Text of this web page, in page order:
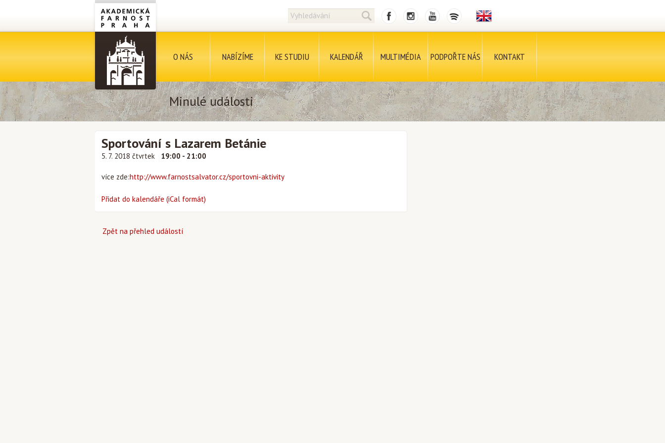
O NÁS NABÍZÍME KE STUDIU KALENDÁŘ MULTIMÉDIA PODPOŘTE NÁS KONTAKT
Minulé události
Sportování s Lazarem Betánie
5. 7. 2018 čtvrtek 19:00 - 21:00
více zde:http://www.farnostsalvator.cz/sportovni-aktivity
Přidat do kalendáře (iCal formát)
Zpět na přehled událostí